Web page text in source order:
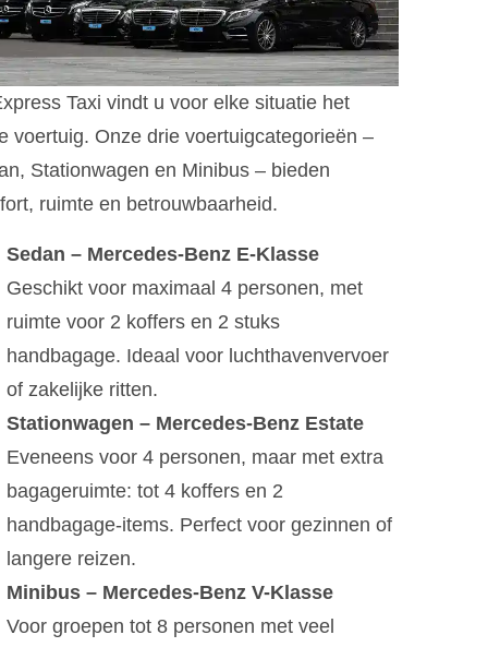
Taxi vindt u voor elke situatie het
voertuig. Onze drie voertuigcategorieën –
Stationwagen en Minibus – bieden
ruimte en betrouwbaarheid.
Sedan – Mercedes-Benz E-Klasse
Geschikt voor maximaal 4 personen, met
ruimte voor 2 koffers en 2 stuks
handbagage. Ideaal voor luchthavenvervoer
of zakelijke ritten.
Stationwagen – Mercedes-Benz Estate
Eveneens voor 4 personen, maar met extra
bagageruimte: tot 4 koffers en 2
handbagage-items. Perfect voor gezinnen of
langere reizen.
Minibus – Mercedes-Benz V-Klasse
Voor groepen tot 8 personen met veel